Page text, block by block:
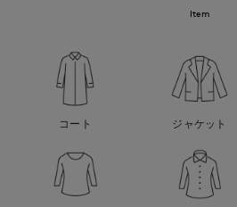
Item
コート ジャケット